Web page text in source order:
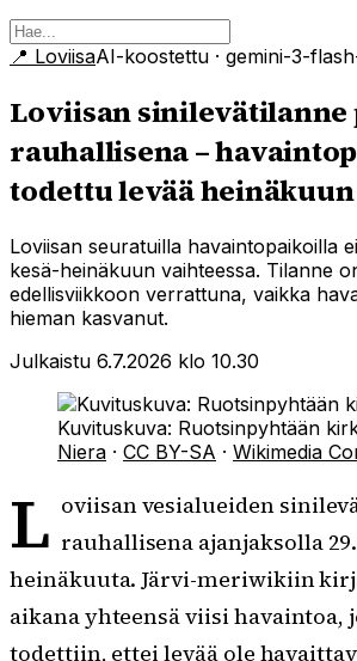
📍 LoviisaAI-koostettu · gemini-3-
Loviisan sinilevätilanne
rauhallisena –
todettu levää
Loviisan seuratuilla havaintopaikoilla
kesä-heinäkuun vaihteessa. Tilanne
edellisviikkoon verrattuna, vaikka
hieman kasvanut.
Julkaistu 6.7.2026 klo 10.30
Kuvituskuva: Ruotsinpyhtään
Niera · CC BY-SA · Wikimedia
L oviisan vesialueiden
rauhallisena ajanjaksolla
heinäkuuta. Järvi-meriwikiin
aikana yhteensä viisi havaintoa,
todettiin, ettei levää ole